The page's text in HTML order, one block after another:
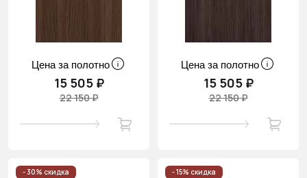
Цена за полотно
15 505 ₽
22 150 ₽
Цена за полотно
15 505 ₽
22 150 ₽
- 30% скидка - 15% скидка